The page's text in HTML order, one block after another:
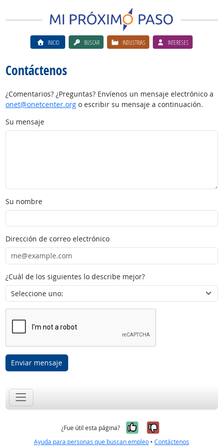
INICIO BUSCAR INDUSTRIAS INTERESES
Contáctenos
¿Comentarios? ¿Preguntas? Envíenos un mensaje electrónico a
onet@onetcenter.orgo escribir su mensaje a continuación.
Su mensaje
Su nombre
Dirección de correo electrónico
¿Cuál de los siguientes lo describe mejor?
Enviar mensaje
¿Fue útil esta página? Sí, fue útil
No, no fue
Ayuda para personas que buscan empleo • Contáctenos